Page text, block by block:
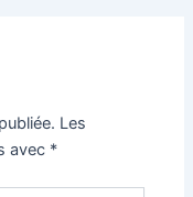
Les
avec *